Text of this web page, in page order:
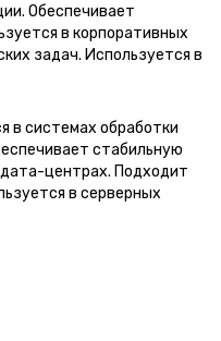
Обеспечивает
в корпоративных
задач. Используется в
в системах обработки
стабильную
центрах. Подходит
в серверных